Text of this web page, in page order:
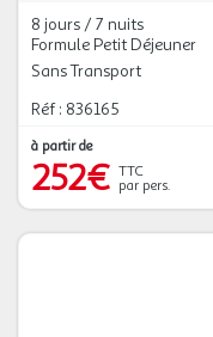
8 jours / 7 nuits
Formule Petit Déjeuner
Sans Transport
Réf : 836165
à partir de
252€ TTC
par pers.